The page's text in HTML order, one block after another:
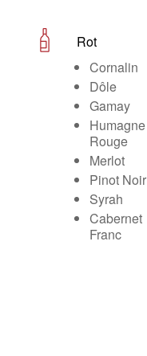
Rot
Cornalin
Dôle
Gamay
Humagne
Rouge
Merlot
Pinot Noir
Syrah
Cabernet
Franc